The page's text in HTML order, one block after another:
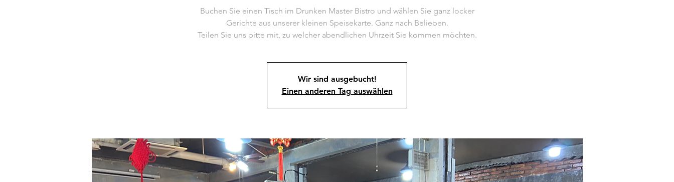
Buchen Sie einen Tisch im Drunken Master Bistro und wählen Sie ganz locker
Gerichte aus unserer kleinen Speisekarte. Ganz nach Belieben.
Wir sind ausgebucht!
Einen anderen Tag auswählen